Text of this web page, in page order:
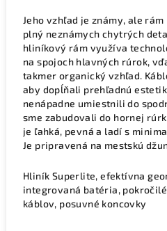
Jeho vzhľad je známy, ale
plný neznámych chytrých
hliníkový rám využíva
na spojoch hlavných rúrok,
takmer organický vzhľad.
aby dopĺňali prehľadnú
nenápadne umiestnili do
sme zabudovali do hornej
je ľahká, pevná a ladí s
Je pripravená na mestskú
Hliník Superlite, efektívna
integrovaná batéria,
káblov, posuvné koncovky